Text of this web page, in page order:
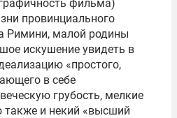
фильма)
провинциального
Римини, малой родины
искушение увидеть в
«простого,
в себе
грубость, мелкие
также и некий «высший